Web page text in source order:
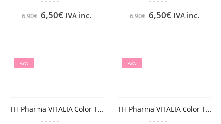
0out of 5
6,90€ 6,50€ IVA inc. 0out of 5
6,90€ 6,50€ IVA inc.
-6%
TH Pharma VITALIA Color TINTE Nº 7.03 RUBIO MEDIO NATURAL DORADO
-6%
TH Pharma VITALIA Color TINTE Nº 7.23 RUBIO MEDIO PERLA DORADO